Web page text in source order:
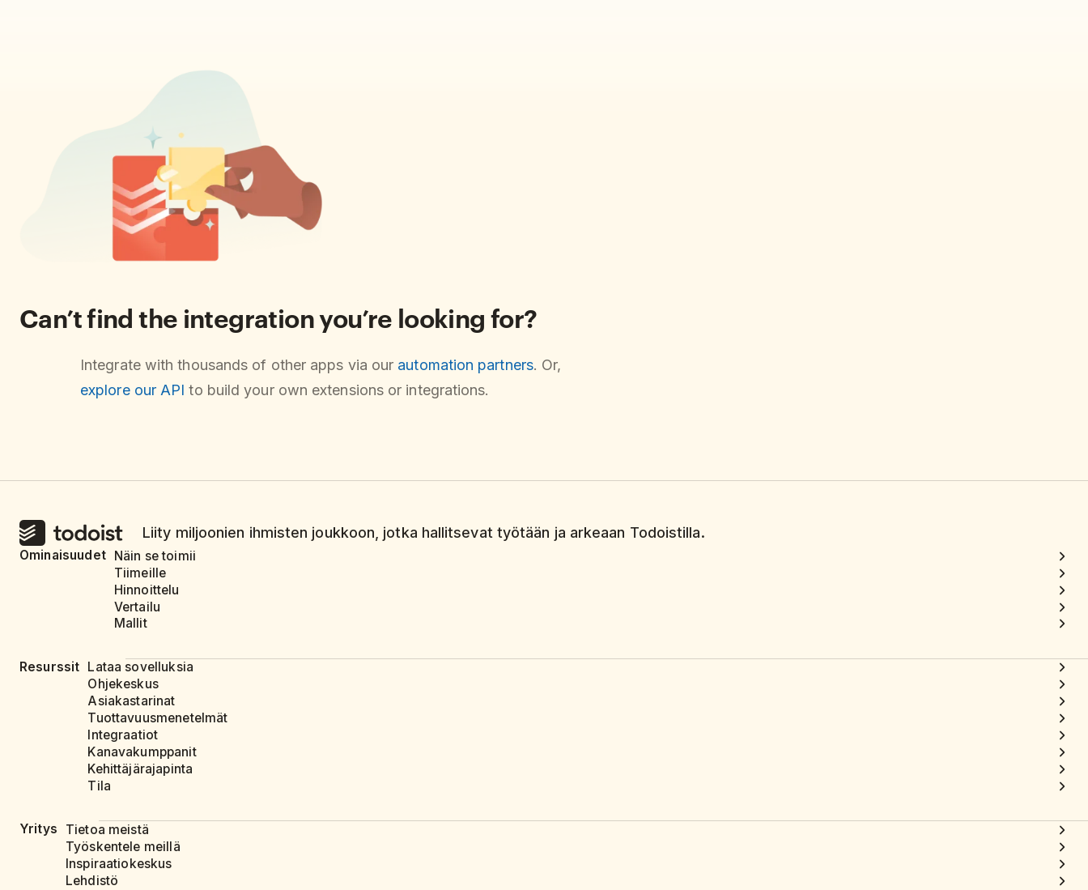
Can’t find the integration you’re looking for?
Integrate with thousands of other apps via our automation partners. Or,
explore our API to build your own extensions or integrations.
Liity miljoonien ihmisten joukkoon, jotka hallitsevat työtään ja arkeaan Todoistilla.
Ominaisuudet Näin se toimii
Tiimeille
Hinnoittelu
Vertailu
Mallit
Resurssit
Lataa sovelluksia
Ohjekeskus
Asiakastarinat
Tuottavuusmenetelmät
Integraatiot
Kanavakumppanit
Kehittäjärajapinta
Tila
Yritys
Tietoa meistä
Työskentele meillä
Inspiraatiokeskus
Lehdistö